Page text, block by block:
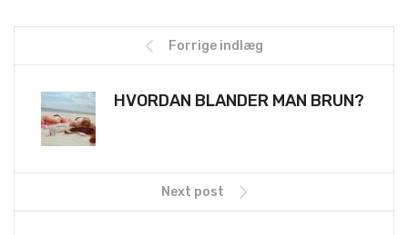
Forrige indlæg
HVORDAN BLANDER MAN BRUN?
Next post